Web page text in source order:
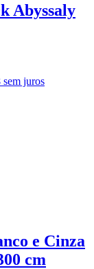
Abyssaly
sem juros
e Cinza
cm